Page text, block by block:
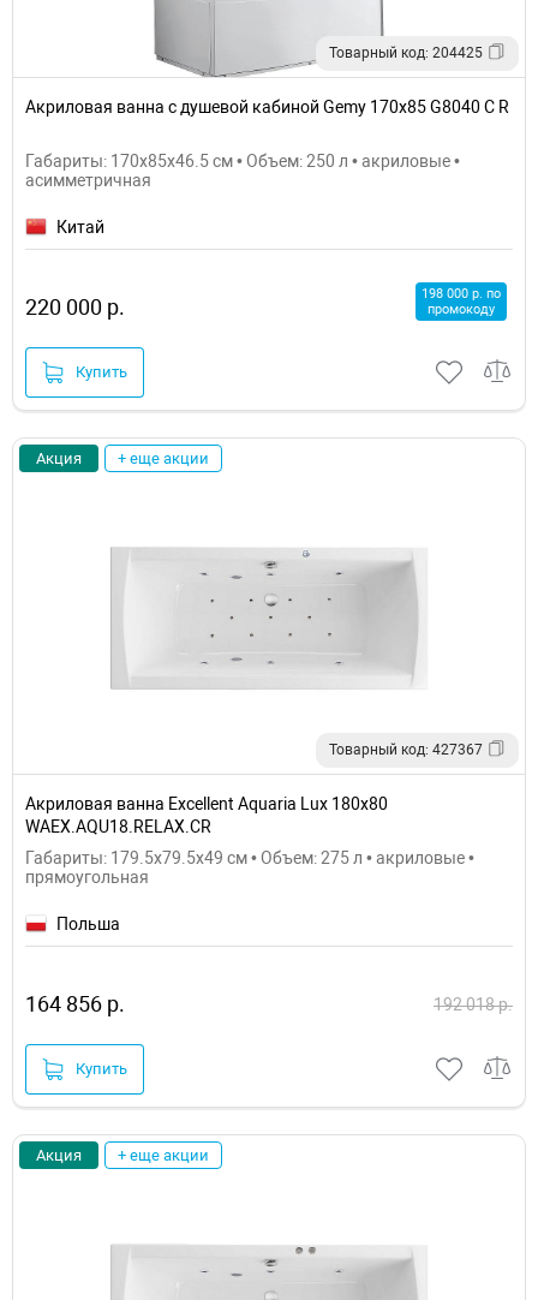
Товарный код: 204425
Акриловая ванна с душевой кабиной Gemy 170x85 G8040 C R
Габариты: 170x85x46.5 см • Объем: 250 л • акриловые •
асимметричная
Китай
220 000 р.
198 000 р. по
промокоду
Купить
Акция + еще акции
Товарный код: 427367
Акриловая ванна Excellent Aquaria Lux 180x80
WAEX.AQU18.RELAX.CR
Габариты: 179.5x79.5x49 см • Объем: 275 л • акриловые •
прямоугольная
Польша
164 856 р. 192 018 р.
Купить
Акция + еще акции